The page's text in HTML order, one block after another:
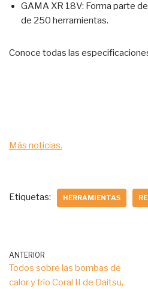
GAMA XR 18V: Forma parte
de 250 herramientas.
Conoce todas las
Más noticias.
Etiquetas: HERRAMIENTAS
ANTERIOR
Todos sobre las bombas de
calor y frío Coral II de Daitsu,